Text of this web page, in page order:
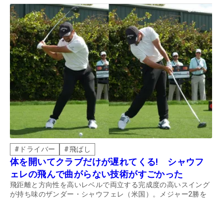
# ドライバー #飛ばし
体を開いてクラブだけが遅れてくる! シャウフ
ェレの飛んで曲がらない技術がすごかった
飛距離と方向性を高いレベルで両立する完成度の高いスイング
が持ち味のザンダー・シャウフェレ（米国）。メジャー2勝を